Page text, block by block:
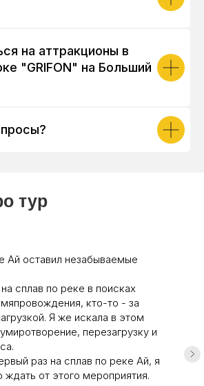
на аттракционы в
"GRIFON" на Больший
тур
Ай оставил незабываемые
сплав по реке в поисках
кто-то - за
Я же искала в этом
перезагрузку и
раз на сплав по реке Ай, я
ждать от этого мероприятия.